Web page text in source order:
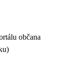
občana